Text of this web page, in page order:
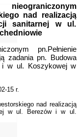
nad realizacją
sanitarnej w ul.
pn.Pełnienie
zadania pn. Budowa
i w ul. Koszykowej w
15 r.
nad realizacją
w ul. Berezów i w ul.